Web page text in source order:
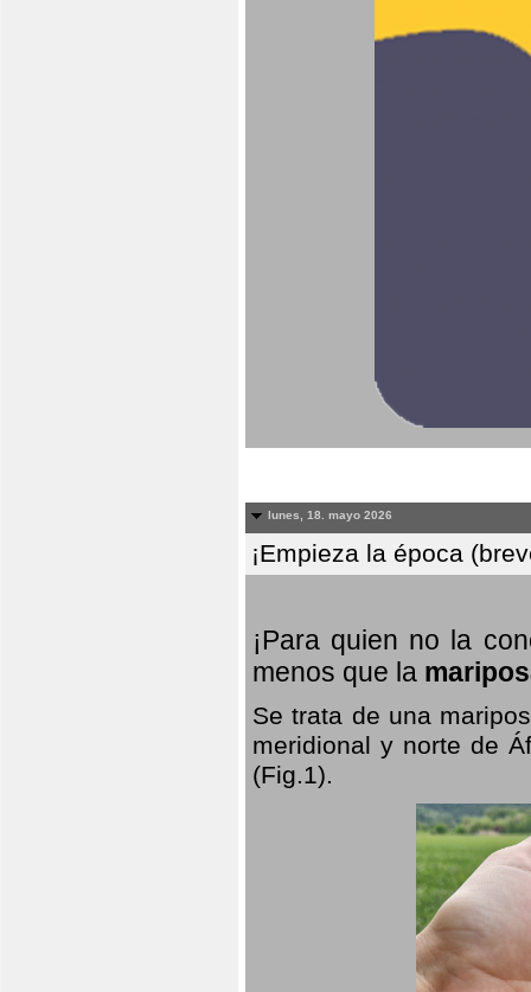
lunes, 18. mayo 2026
¡Empieza la época
¡Para quien no la
menos que la
Se trata de una
meridional y norte de
(Fig.1).